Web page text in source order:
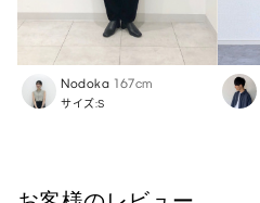
Nodoka 167cm
サイズ:S